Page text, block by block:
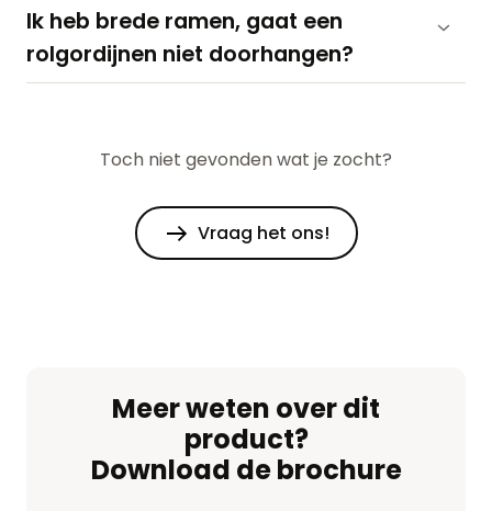
Ik heb brede ramen, gaat een
rolgordijnen niet doorhangen?
Toch niet gevonden wat je zocht?
Vraag het ons!
Meer weten over dit
product?
Download de brochure